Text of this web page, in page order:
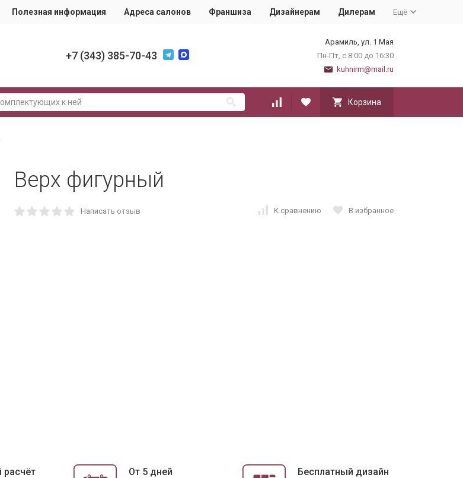
Полезная информация Адреса салонов Франшиза Дизайнерам Дилерам Ещё
+7 (343) 385-70-43
Арамиль, ул. 1 Мая
Пн-Пт, с 8:00 до 16:30
kuhnirm@mail.ru
Корзина
Верх фигурный
Написать отзыв К сравнению В избранное
От 5 дней Бесплатный дизайн